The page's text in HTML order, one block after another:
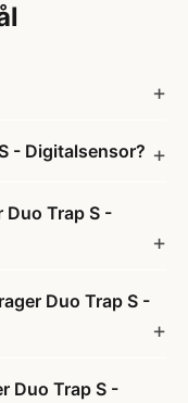
- Digitalsensor?
Trap S -
Duo Trap S -
Duo Trap S -